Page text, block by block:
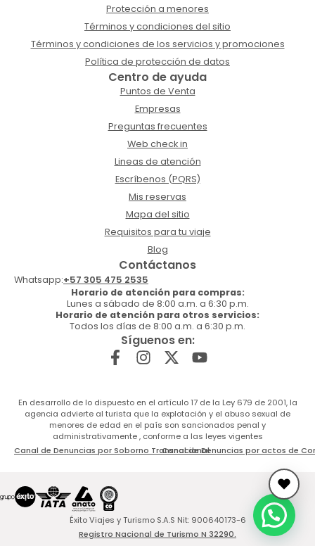
Protección a menores
Términos y condiciones del sitio
Términos y condiciones de los servicios y promociones
Política de protección de datos
Centro de ayuda
Puntos de Venta
Empresas
Preguntas frecuentes
Web check in
Lineas de atención
Escríbenos (PQRS)
Mis reservas
Mapa del sitio
Requisitos para tu viaje
Blog
Contáctanos
Whatsapp:+57 305 475 2535
Horario de atención para compras:
Lunes a sábado de 8:00 a.m. a 6:30 p.m.
Horario de atención para otros servicios:
Todos los días de 8:00 a.m. a 6:30 p.m.
Síguenos en:
En desarrollo de lo dispuesto en el artículo 17 de la Ley 679 de 2001, la
agencia advierte al turista que la explotación y el abuso sexual de
menores de edad en el país son sancionados penal y
administrativamente , conforme a las leyes vigentes
Canal de Denuncias por Soborno TransnacionalCanal de Denuncias por actos de
Éxito Viajes y Turismo S.A.S Nit: 900640173-6
Registro Nacional de Turismo N 32290.